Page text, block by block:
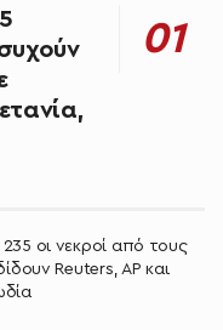
οι νεκροί από τους
Reuters, AP και